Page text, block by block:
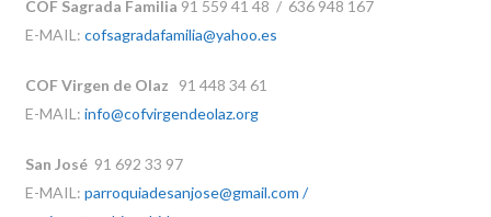
COF Sagrada Familia 91 559 41 48 / 636 948 167
E-MAIL:cofsagradafamilia@yahoo.es
COF Virgen de Olaz
91 448 34 61
E-MAIL:info@cofvirgendeolaz.org
San José 91 692 33 97
E-MAIL:parroquiadesanjose@gmail.com /